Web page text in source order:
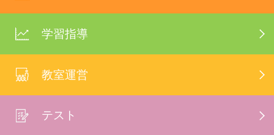
学習指導
教室運営
テスト